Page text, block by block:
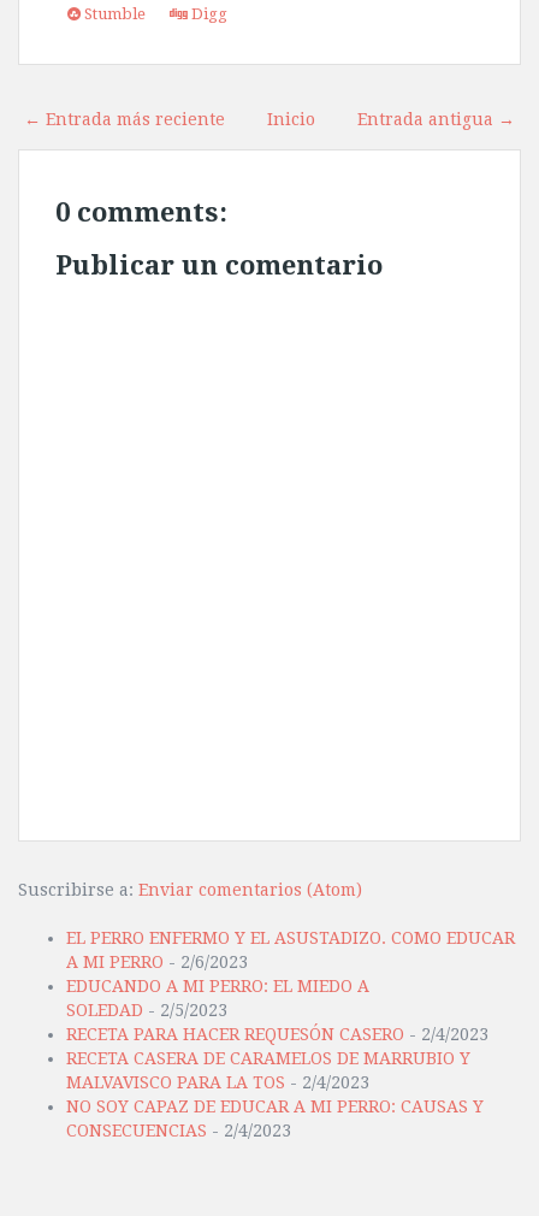
Stumble
Digg
← Entrada más reciente Entrada antigua →
Inicio
0 comments:
Publicar un comentario
Suscribirse a: Enviar comentarios (Atom)
EL PERRO ENFERMO Y EL ASUSTADIZO. COMO EDUCAR
A MI PERRO - 2/6/2023
EDUCANDO A MI PERRO: EL MIEDO A
SOLEDAD - 2/5/2023
RECETA PARA HACER REQUESÓN CASERO - 2/4/2023
RECETA CASERA DE CARAMELOS DE MARRUBIO Y
MALVAVISCO PARA LA TOS - 2/4/2023
NO SOY CAPAZ DE EDUCAR A MI PERRO: CAUSAS Y
CONSECUENCIAS - 2/4/2023